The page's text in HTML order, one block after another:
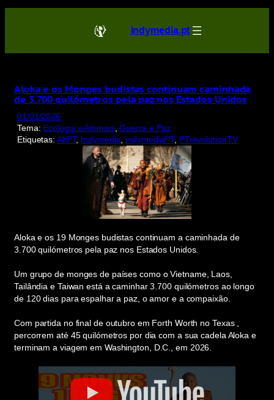
Saltar
conteúdo
indymedia.pt
Aloka e os Monges budistas continuam caminhada
de 3.700 quilómetros pela paz nos Estados Unidos
01/01/2026
Tema: Ecologia e Animais, Guerra e Paz
Etiquetas: AltPT, Indymedia, indymediaPT, PTrevolutionTV
Aloka e os 19 Monges budistas continuam a caminhada de
3.700 quilómetros pela paz nos Estados Unidos.
Um grupo de monges de países como o Vietname, Laos,
Tailândia e Taiwan está a caminhar 3.700 quilómetros ao longo
de 120 dias para espalhar a paz, o amor e a compaixão.
Com partida no final de outubro em Forth Worth no Texas ,
percorrem até 45 quilómetros por dia com a sua cadela Aloka e
terminam a viagem em Washington, D.C., em 2026.
"Walk
for